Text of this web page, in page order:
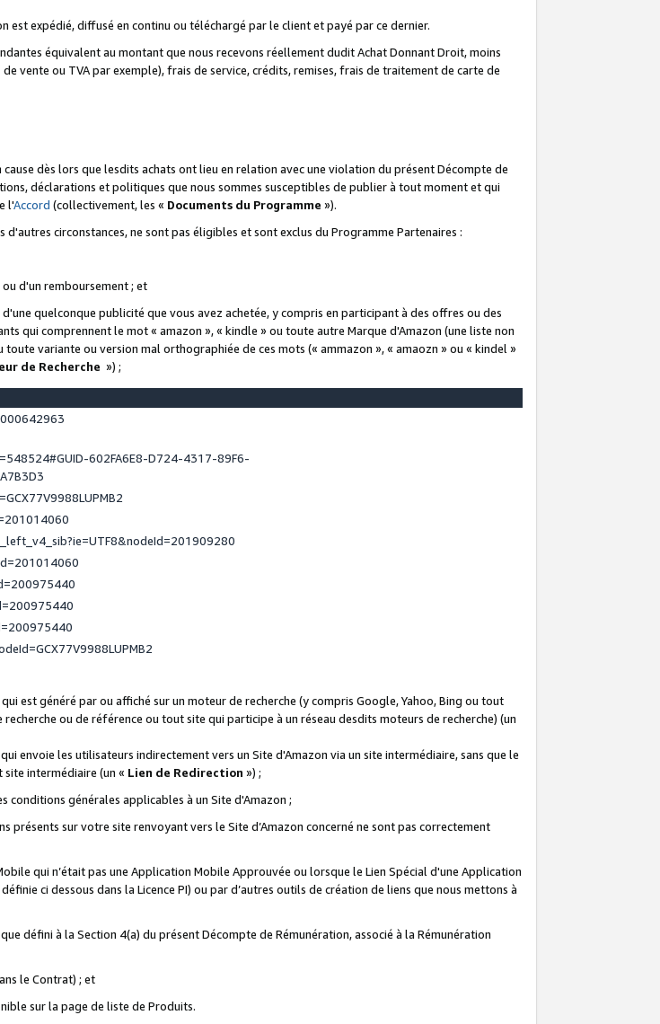
expédié, diffusé en continu ou téléchargé par le client et payé par ce dernier.
équivalent au montant que nous recevons réellement dudit Achat Donnant Droit, moins
vente ou TVA par exemple), frais de service, crédits, remises, frais de traitement de carte de
dès lors que lesdits achats ont lieu en relation avec une violation du présent Décompte de
déclarations et politiques que nous sommes susceptibles de publier à tout moment et qui
l'Accord (collectivement, les « Documents du Programme »).
circonstances, ne sont pas éligibles et sont exclus du Programme Partenaires :
d'un remboursement ; et
quelconque publicité que vous avez achetée, y compris en participant à des offres ou des
qui comprennent le mot « amazon », « kindle » ou toute autre Marque d'Amazon (une liste non
variante ou version mal orthographiée de ces mots (« ammazon », « amaozn » ou « kindel »
de Recherche ») ;
602FA6E8-D724-4317-89F6-
est généré par ou affiché sur un moteur de recherche (y compris Google, Yahoo, Bing ou tout
ou de référence ou tout site qui participe à un réseau desdits moteurs de recherche) (un
envoie les utilisateurs indirectement vers un Site d'Amazon via un site intermédiaire, sans que le
intermédiaire (un « Lien de Redirection ») ;
générales applicables à un Site d'Amazon ;
présents sur votre site renvoyant vers le Site d’Amazon concerné ne sont pas correctement
qui n’était pas une Application Mobile Approuvée ou lorsque le Lien Spécial d'une Application
ci dessous dans la Licence PI) ou par d’autres outils de création de liens que nous mettons à
défini à la Section 4(a) du présent Décompte de Rémunération, associé à la Rémunération
le Contrat) ; et
sur la page de liste de Produits.